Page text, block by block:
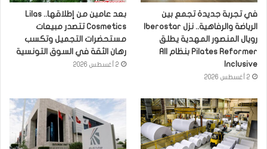
في تجربة جديدة تجمع بين
رويال المنصور المهدية يطلق
Pilates Reformer بنظام All
Inclusive
2 أغسطس 2026
بعد عامين من إطلاقها.. Lilas
Cosmetics تتصدر مبيعات
مستحضرات التجميل وتكسب
رهان الثقة في السوق التونسية
2 أغسطس 2026